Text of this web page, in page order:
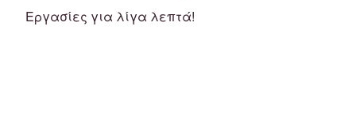
Εργασίες για λίγα λεπτά!